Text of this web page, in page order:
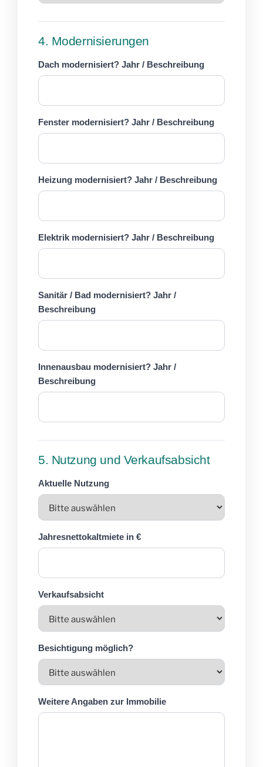
4. Modernisierungen
Dach modernisiert? Jahr / Beschreibung
Fenster modernisiert? Jahr / Beschreibung
Heizung modernisiert? Jahr / Beschreibung
Elektrik modernisiert? Jahr / Beschreibung
Sanitär / Bad modernisiert? Jahr /
Beschreibung
Innenausbau modernisiert? Jahr /
Beschreibung
5. Nutzung und Verkaufsabsicht
Aktuelle Nutzung
Jahresnettokaltmiete in €
Verkaufsabsicht
Besichtigung möglich?
Weitere Angaben zur Immobilie